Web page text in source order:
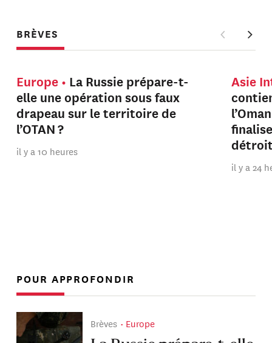
BRÈVES
Europe
La Russie prépare-t-
elle une opération sous faux
drapeau sur le territoire de
l’OTAN ?
il y a 10 heures
Asie
il y a 24
POUR APPROFONDIR
Brèves Europe